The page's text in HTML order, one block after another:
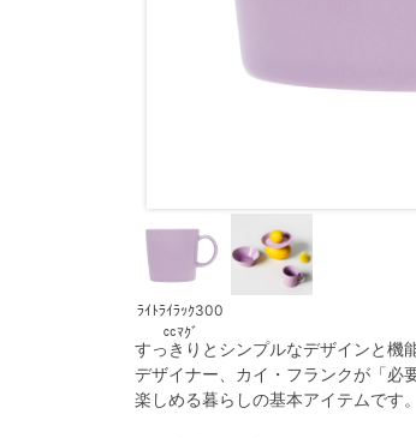
ﾗｲﾄﾗｲﾗｯｸ300
㏄ﾏｸﾞ
すっきりとシンプルなデザインと機
デザイナー、カイ・フランクが「必
楽しめる暮らしの基本アイテムです。